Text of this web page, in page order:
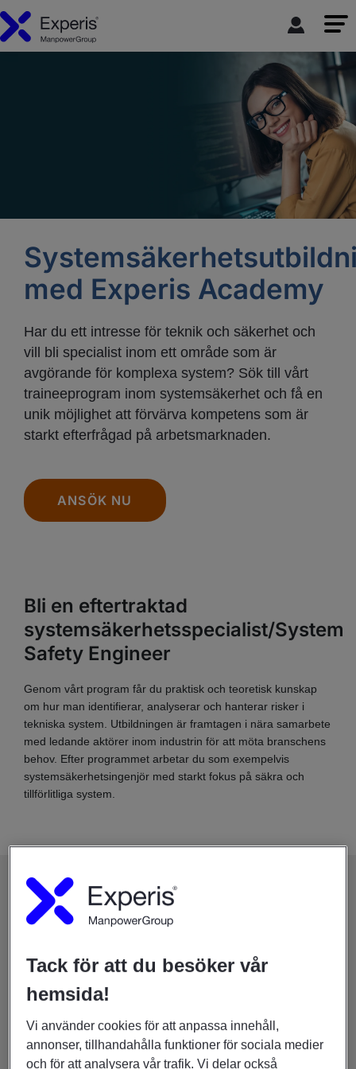
med Experis Academy
Har du ett intresse för teknik och säkerhet och
vill bli specialist inom ett område som är
avgörande för komplexa system? Sök till vårt
traineeprogram inom systemsäkerhet och få en
unik möjlighet att förvärva kompetens som är
starkt efterfrågad på arbetsmarknaden.
ANSÖK NU
Bli en eftertraktad
systemsäkerhetsspecialist/System
Safety Engineer
Genom vårt program får du praktisk och teoretisk kunskap
om hur man identifierar, analyserar och hanterar risker i
tekniska system. Utbildningen är framtagen i nära samarbete
med ledande aktörer inom industrin för att möta branschens
behov. Efter programmet arbetar du som exempelvis
systemsäkerhetsingenjör med starkt fokus på säkra och
tillförlitliga system.
Programinnehåll
annat:
Introduktion till systemsäkerhet.
Regelverk och standarder.
Systemkännedom och utvecklingsprocesser.
Tekniska grunder.
Tack för att du besöker vår
hemsida!
Vi använder cookies för att anpassa innehåll,
annonser, tillhandahålla funktioner för sociala medier
och för att analysera vår trafik. Vi delar också